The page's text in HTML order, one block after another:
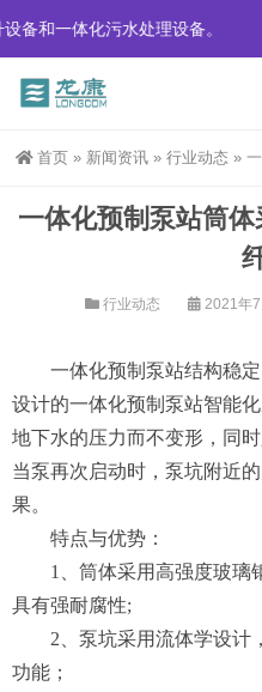
备和一体化污水处理设备。
首页 » 新闻资讯 » 行业动态 » 一
一体化预制泵站筒
行业动态 2021年7
一体化预制泵站结构稳
设计的一体化预制泵站智能
地下水的压力而不变形，同
当泵再次启动时，泵坑附近
果。
特点与优势：
1、筒体采用高强度玻璃
具有强耐腐性;
2、泵坑采用流体学设计
功能；